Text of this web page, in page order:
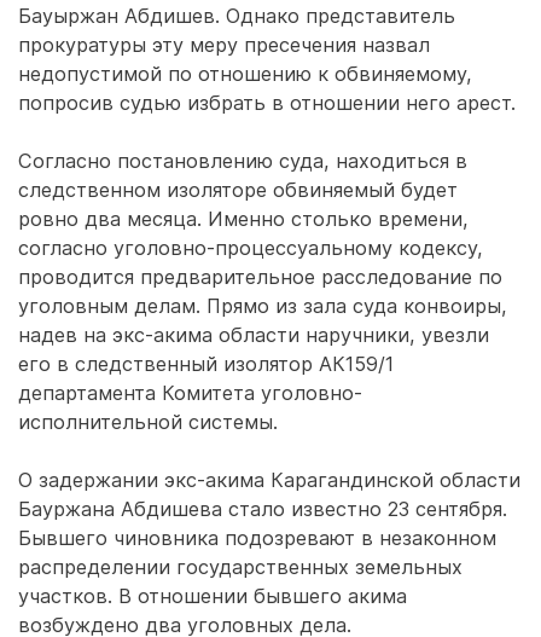
Бауыржан Абдишев. Однако представитель
прокуратуры эту меру пресечения назвал
недопустимой по отношению к обвиняемому,
попросив судью избрать в отношении него арест.
Согласно постановлению суда, находиться в
следственном изоляторе обвиняемый будет
ровно два месяца. Именно столько времени,
согласно уголовно-процессуальному кодексу,
проводится предварительное расследование по
уголовным делам. Прямо из зала суда конвоиры,
надев на экс-акима области наручники, увезли
его в следственный изолятор АК159/1
департамента Комитета уголовно-
исполнительной системы.
О задержании экс-акима Карагандинской области
Бауржана Абдишева стало известно 23 сентября.
Бывшего чиновника подозревают в незаконном
распределении государственных земельных
участков. В отношении бывшего акима
возбуждено два уголовных дела.